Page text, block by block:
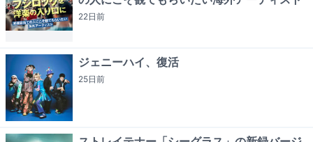
22日前
ジェニーハイ、復活
25日前